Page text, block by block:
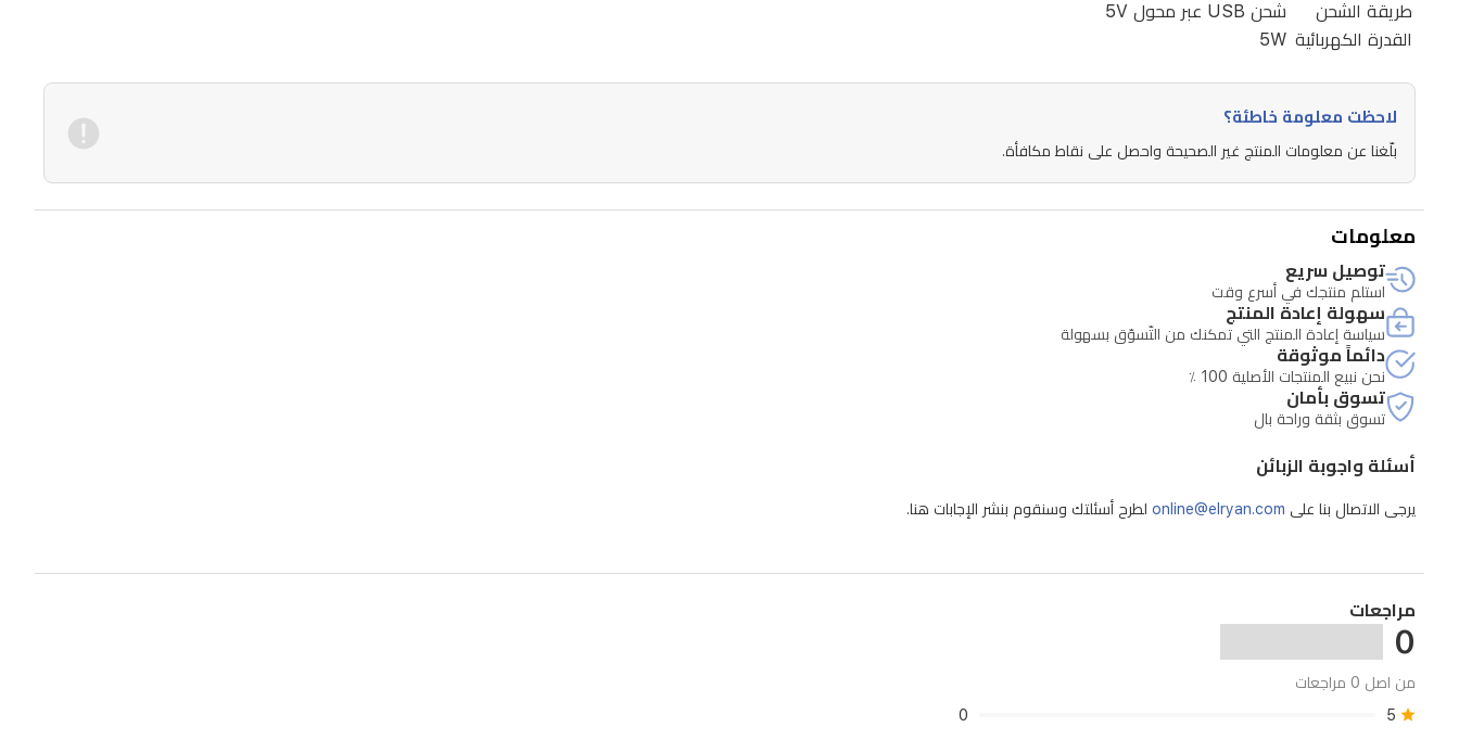
احترافي
للحلاقة
الدقيقة.
تعمل
بموتور
احترافي
لأداء
ثابت
وقوي،
وببطارية
سعتها
1400mAh.
تشحن
خلال
1.5
وتتيح
200
من
التشغيل.
الشحن
عبر
طريقة الشحن
شحن USB عبر محول 5V
القدرة الكهربائية 5W
لاحظت معلومة خاطئة؟
بلّغنا عن معلومات المنتج غير الصحيحة واحصل على نقاط مكافأة.
معلومات
توصيل سريع
استلم منتجك في أسرع وقت
سهولة إعادة المنتج
سياسة إعادة المنتج التي تمكنك من التّسوّق بسهولة
دائماً موثوقة
نحن نبيع المنتجات الأصلية 100 ٪
تسوق بأمان
تسوق بثقة وراحة بال
أسئلة واجوبة الزبائن
يرجى الاتصال بنا على online@elryan.com لطرح أسئلتك وسنقوم بنشر الإجابات هنا.
مراجعات
0
من اصل 0 مراجعات
5
0